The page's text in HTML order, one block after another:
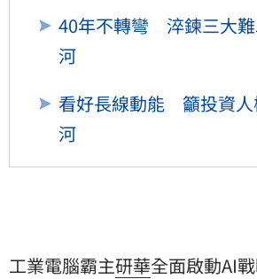
40年不轉彎 淬鍊三大
河
看好長線動能 籲投資人
河
工業電腦霸主研華全面啟動AI